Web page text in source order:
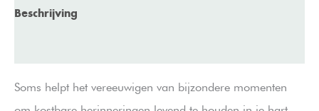
Beschrijving
Soms helpt het vereeuwigen van bijzondere momenten